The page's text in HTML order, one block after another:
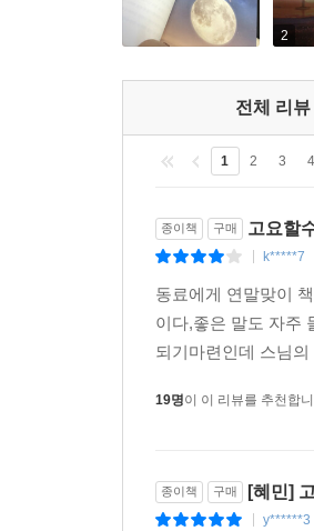
2
전체 리뷰
1 2 3 4
종이책 구매 고요할
k*****7
동료에게 연말맞이
이다,좋은 말도 자주
되기마련인데 스님
19명이 이 리뷰를 추천합니
종이책 구매 [혜민]
y******3